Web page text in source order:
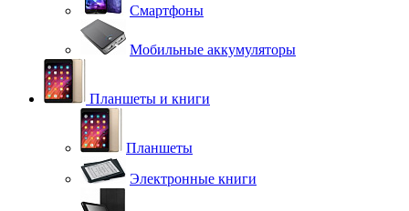
Смартфоны
Мобильные аккумуляторы
Планшеты и книги
Планшеты
Электронные книги